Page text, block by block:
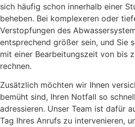
sich häufig schon innerhalb einer
beheben. Bei komplexeren oder
Verstopfungen des
entsprechend größer sein, und Sie
mit einer Bearbeitungszeit von bis
rechnen.
Zusätzlich möchten wir Ihnen
bemüht sind, Ihren Notfall so
adressieren. Unser Team ist dafür
Tag Ihres Anrufs zu intervenieren,